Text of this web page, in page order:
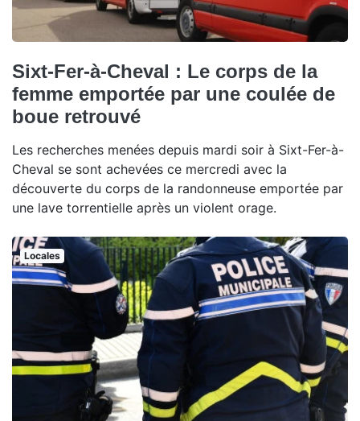
Sixt-Fer-à-Cheval : Le corps de la
femme emportée par une coulée de
boue retrouvé
Les recherches menées depuis mardi soir à Sixt-Fer-à-
Cheval se sont achevées ce mercredi avec la
découverte du corps de la randonneuse emportée par
une lave torrentielle après un violent orage.
Locales